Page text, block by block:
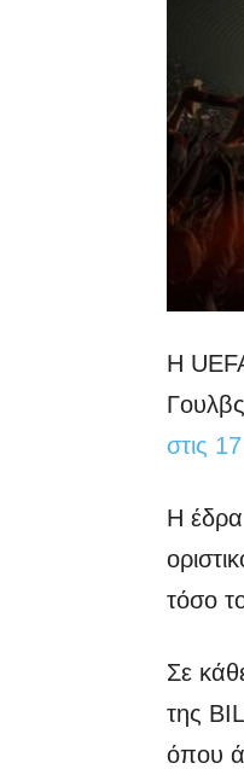
Η
στις
Η έδρα
τόσο
Σε
της
όπου